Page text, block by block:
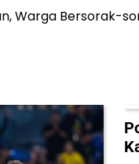
Warga Bersorak-